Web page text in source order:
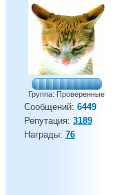
Группа: Проверенные
Сообщений: 6449
Репутация: 3189
Награды: 76